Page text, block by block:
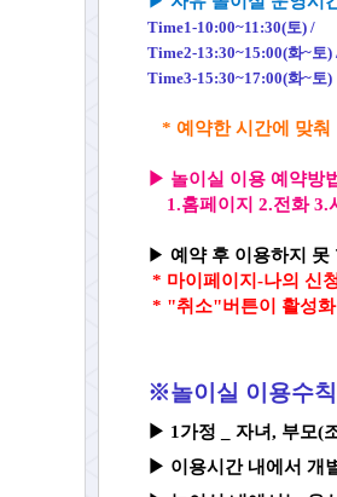
Time1-10:00~11:30(토) /
Time2-13:30~15:00(화~토
Time3-15:30~17:00(화~토)
* 예약한 시간에 맞춰
▶ 놀이실 이용 예약방
1.홈페이지 2.전화 3.
▶ 예약 후 이용하지 못
* 마이페이지-나의 신
* "취소"버튼이 활성화
※놀이실 이용수
▶ 1가정 _ 자녀, 부모(
▶ 이용시간 내에서 개